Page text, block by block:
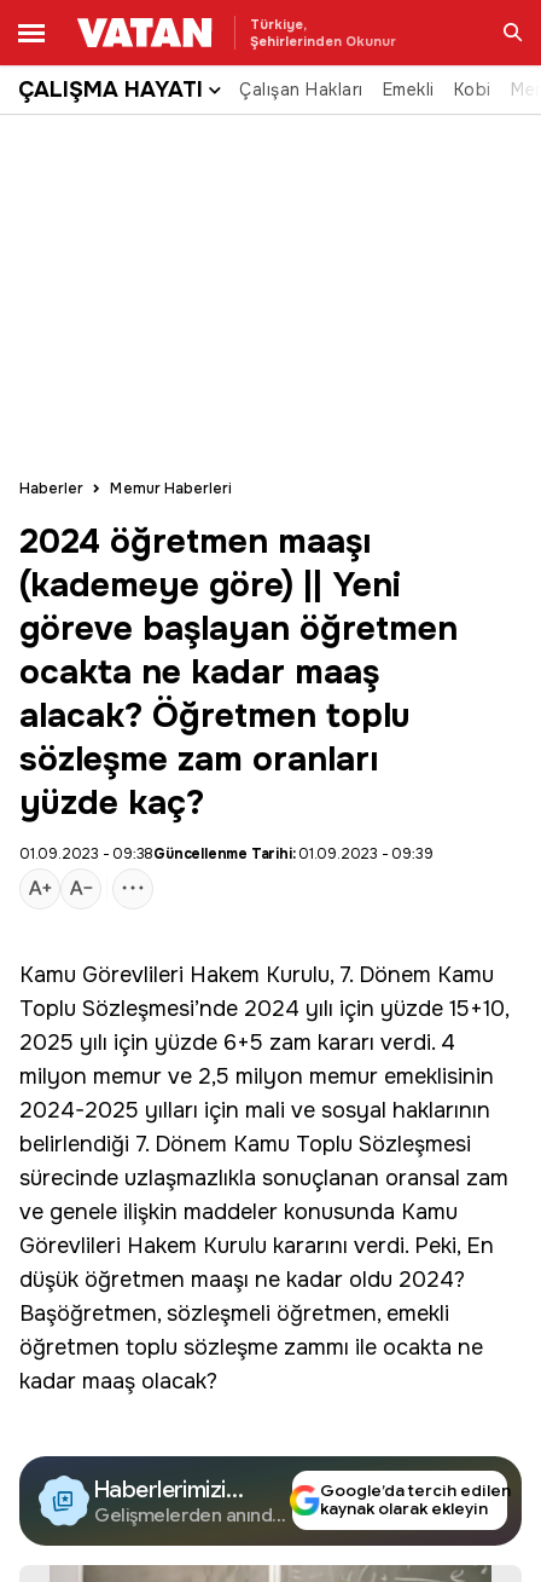
Türkiye,
Şehirlerinden Okunur
Ara
ÇALIŞMA HAYATI Çalışan Hakları Emekli Kobi
Haberler Memur Haberleri
2024 öğretmen maaşı
(kademeye göre) || Yeni
göreve başlayan öğretmen
ocakta ne kadar maaş
alacak? Öğretmen toplu
sözleşme zam oranları
yüzde kaç?
01.09.2023 - 09:38Güncellenme Tarihi:01.09.2023 - 09:39
Kamu Görevlileri Hakem Kurulu, 7. Dönem Kamu
Toplu Sözleşmesi’nde 2024 yılı için yüzde 15+10,
2025 yılı için yüzde 6+5 zam kararı verdi. 4
milyon memur ve 2,5 milyon memur emeklisinin
2024-2025 yılları için mali ve sosyal haklarının
belirlendiği 7. Dönem Kamu Toplu Sözleşmesi
sürecinde uzlaşmazlıkla sonuçlanan oransal zam
ve genele ilişkin maddeler konusunda Kamu
Görevlileri Hakem Kurulu kararını verdi. Peki, En
düşük öğretmen maaşı ne kadar oldu 2024?
Başöğretmen, sözleşmeli öğretmen, emekli
öğretmen toplu sözleşme zammı ile ocakta ne
kadar maaş olacak?
Haberlerimizi
Google'da Takip
Edin
Gelişmelerden anında
Google’da tercih edilen
kaynak olarak ekleyin